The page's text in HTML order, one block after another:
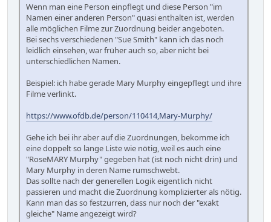
Wenn man eine Person einpflegt und diese Person "im
Namen einer anderen Person" quasi enthalten ist, werden
alle möglichen Filme zur Zuordnung beider angeboten.
Bei sechs verschiedenen "Sue Smith" kann ich das noch
leidlich einsehen, war früher auch so, aber nicht bei
unterschiedlichen Namen.
Beispiel: ich habe gerade Mary Murphy eingepflegt und ihre
Filme verlinkt.
https://www.ofdb.de/person/110414,Mary-Murphy/
Gehe ich bei ihr aber auf die Zuordnungen, bekomme ich
eine doppelt so lange Liste wie nötig, weil es auch eine
"RoseMARY Murphy" gegeben hat (ist noch nicht drin) und
Mary Murphy in deren Name rumschwebt.
Das sollte nach der generellen Logik eigentlich nicht
passieren und macht die Zuordnung komplizierter als nötig.
Kann man das so festzurren, dass nur noch der "exakt
gleiche" Name angezeigt wird?